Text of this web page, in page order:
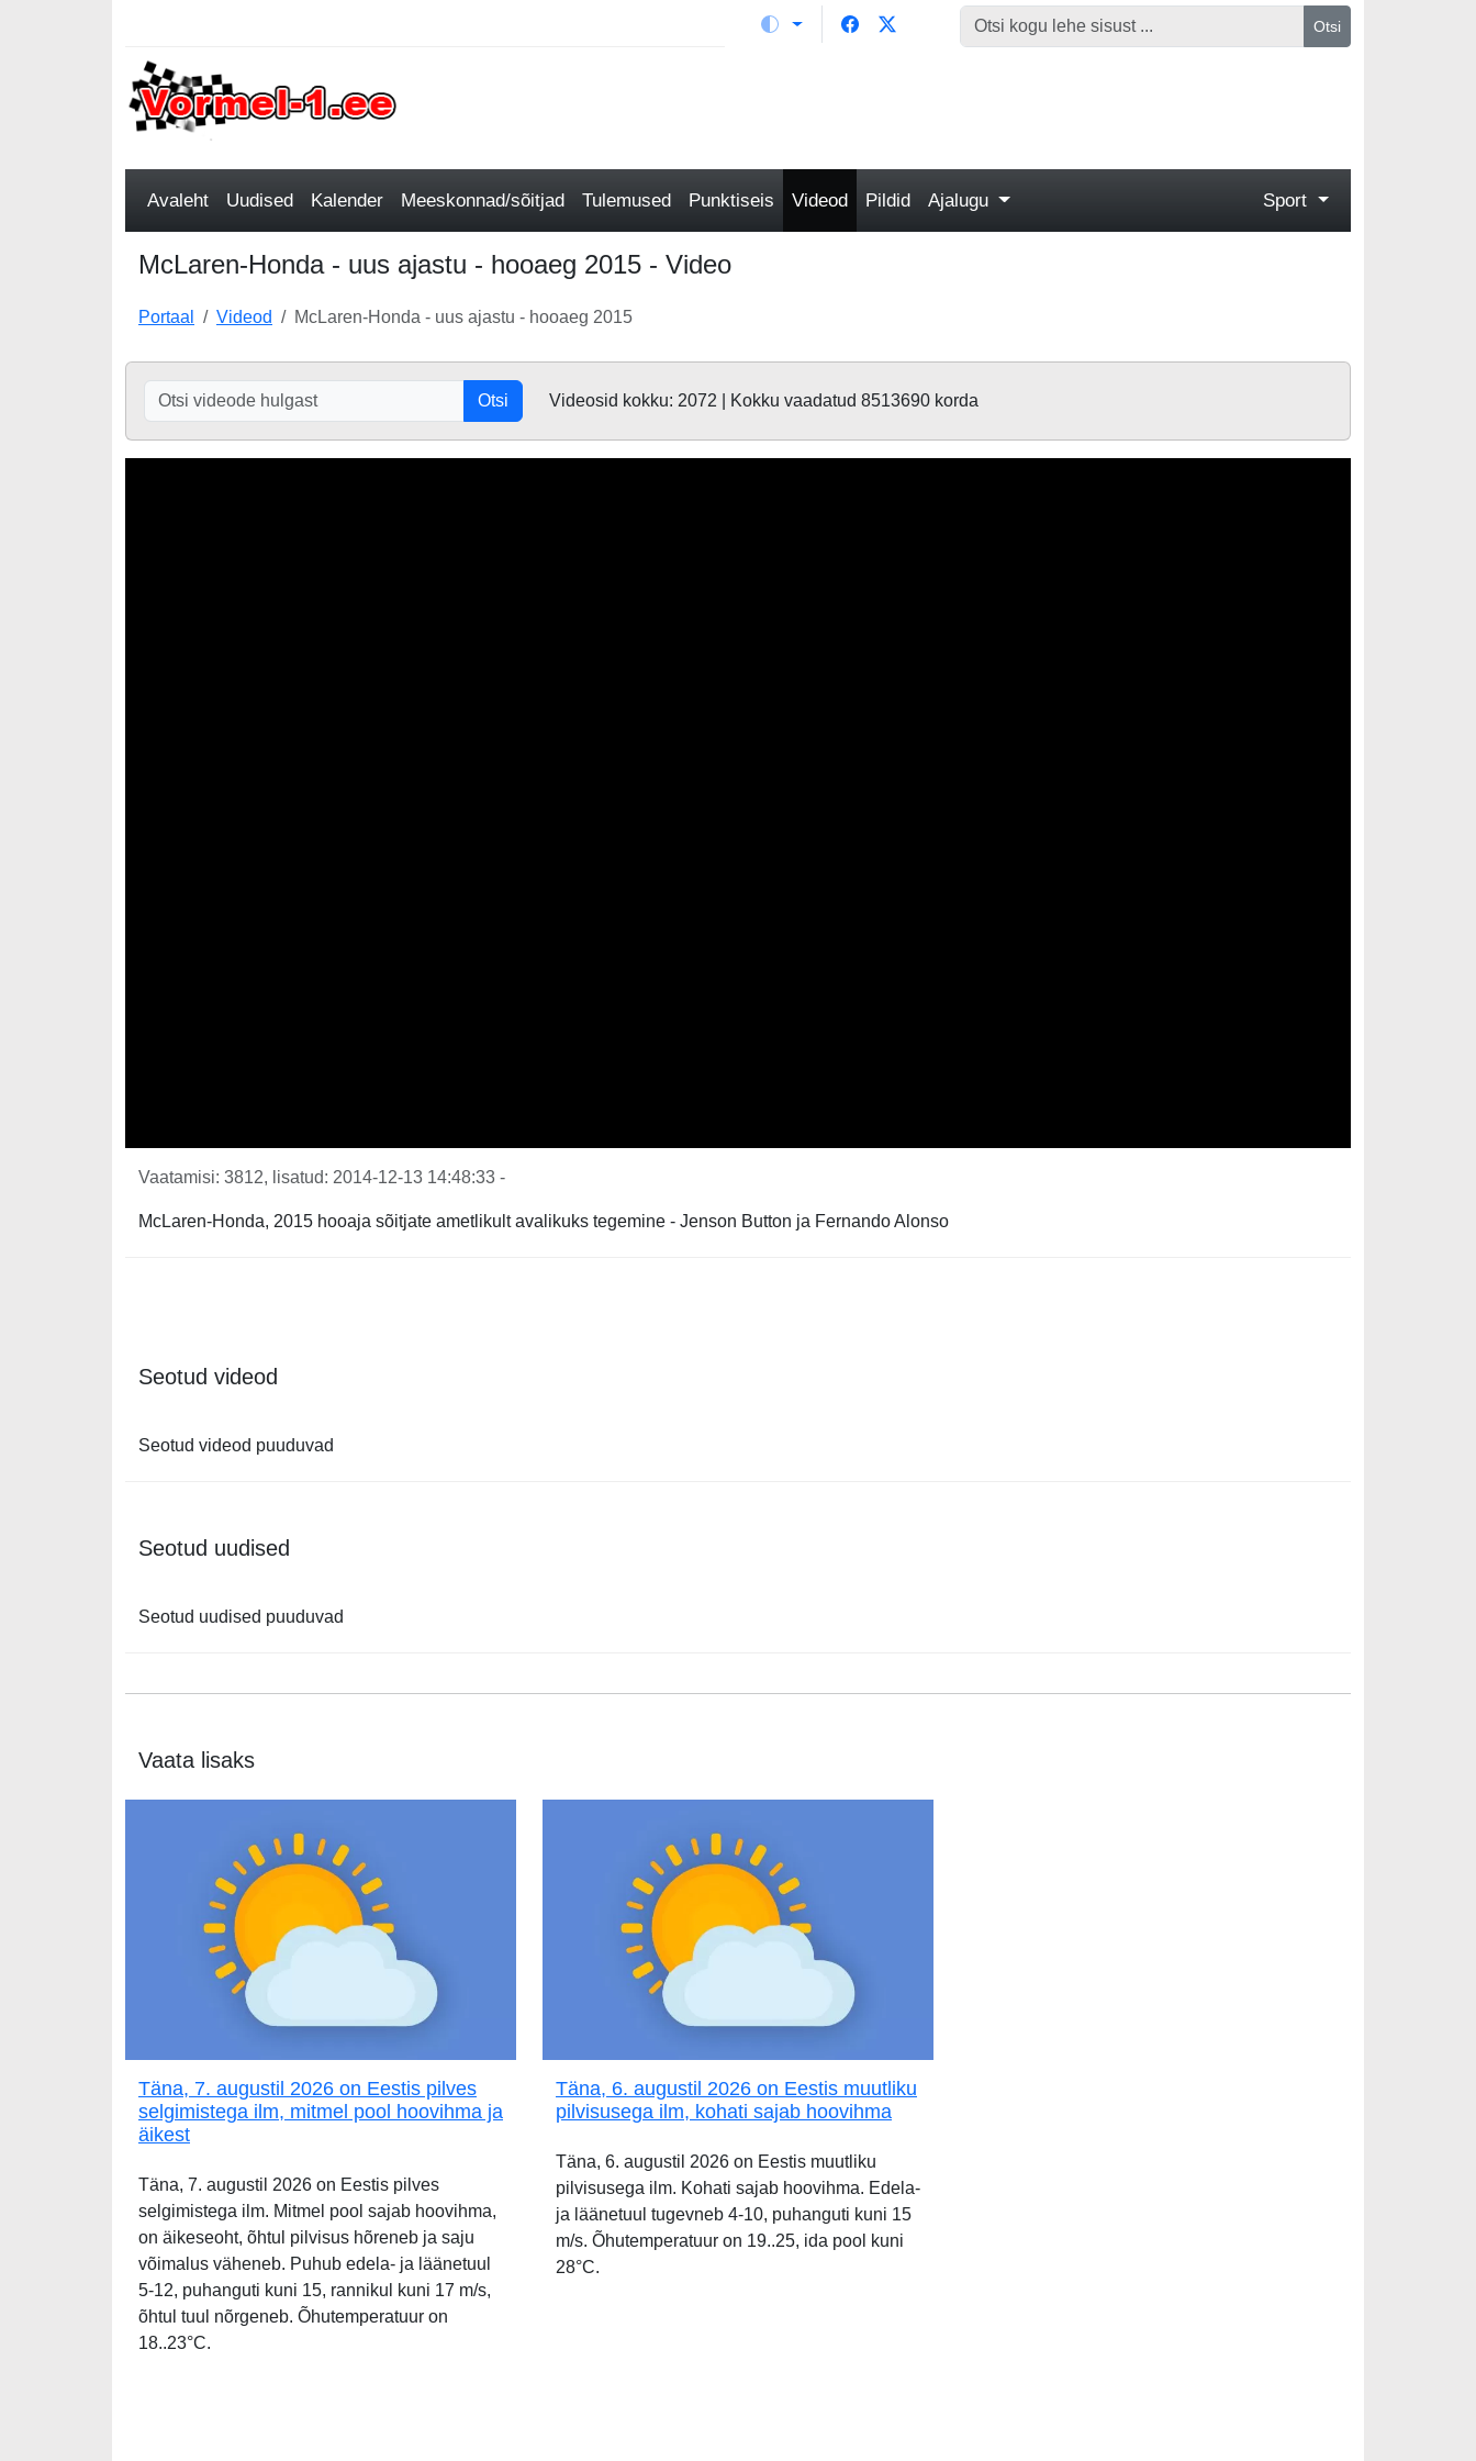
Otsi
Avaleht Uudised Kalender Meeskonnad/sõitjad Tulemused Punktiseis Videod Pildid Ajalugu Sport
McLaren-Honda - uus ajastu - hooaeg 2015 - Video
Portaal Videod McLaren-Honda - uus ajastu - hooaeg 2015
Otsi Videosid kokku: 2072 | Kokku vaadatud 8513690 korda
Vaatamisi: 3812, lisatud: 2014-12-13 14:48:33 -
McLaren-Honda, 2015 hooaja sõitjate ametlikult avalikuks tegemine - Jenson Button ja Fernando Alonso
Seotud videod
Seotud videod puuduvad
Seotud uudised
Seotud uudised puuduvad
Vaata lisaks
Täna, 7. augustil 2026 on Eestis pilves
selgimistega ilm, mitmel pool hoovihma ja
äikest
Täna, 7. augustil 2026 on Eestis pilves
selgimistega ilm. Mitmel pool sajab hoovihma,
on äikeseoht, õhtul pilvisus hõreneb ja saju
võimalus väheneb. Puhub edela- ja läänetuul
5-12, puhanguti kuni 15, rannikul kuni 17 m/s,
õhtul tuul nõrgeneb. Õhutemperatuur on
18..23°C.
Täna, 6. augustil 2026 on Eestis muutliku
pilvisusega ilm, kohati sajab hoovihma
Täna, 6. augustil 2026 on Eestis muutliku
pilvisusega ilm. Kohati sajab hoovihma. Edela-
ja läänetuul tugevneb 4-10, puhanguti kuni 15
m/s. Õhutemperatuur on 19..25, ida pool kuni
28°C.